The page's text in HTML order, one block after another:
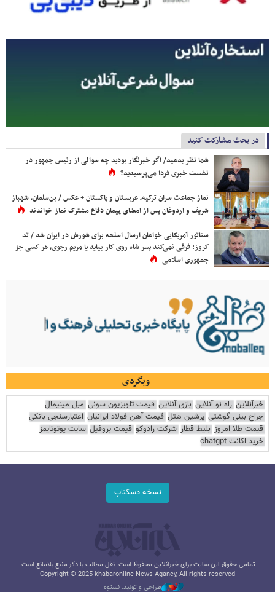
در بحث مشارکت کنید
شما نظر بدهید/ اگر خبرنگار بودید چه سوالی از رئیس جمهور در
نشست خبری فردا می‌پرسیدید؟
نماز جماعت سران ترکیه، عربستان و پاکستان + عکس / بن‌سلمان، شهباز
شریف و اردوغان پس از امضای پیمان دفاع مشترک نماز خواندند
سناتور آمریکایی خواهان ارسال اسلحه برای شورش در ایران شد / تد
کروز: فرقی نمی‌کند پسر شاه روی کار بیاید یا مریم رجوی، هر کسی جز
جمهوری اسلامی
وبگردی
خبرآنلاین راه نو آنلاین بازی آنلاین قیمت تلویزیون سونی مبل مینیمال
جراح بینی گوشتی پرشین هتل قیمت آهن فولاد ایرانیان اعتبارسنجی بانکی
قیمت طلا امروز بلیط قطار شرکت رادوکو قیمت پروفیل سایت یوتوتایمز
خرید اکانت chatgpt
نسخه دسکتاپ
تمامی حقوق این سایت برای خبرآنلاین محفوظ است. نقل مطالب با ذکر منبع بلامانع است.
Copyright © 2025 khabaronline News Agancy, All rights reserved
طراحی و تولید: نستوه